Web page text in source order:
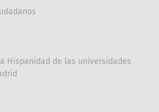
Hispanidad de las universidades